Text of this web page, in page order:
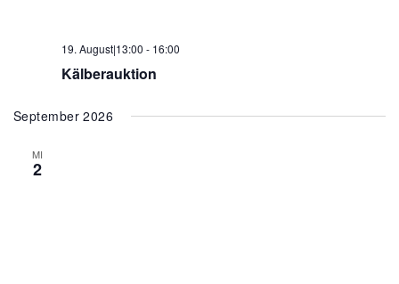
19. August|13:00 - 16:00
Kälberauktion
September 2026
MI
2